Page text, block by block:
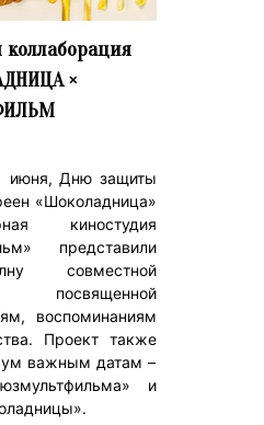
коллаборация
×
июня, Дню защиты
«Шоколадница»
киностудия
представили
совместной
посвященной
воспоминаниям
Проект также
важным датам –
и